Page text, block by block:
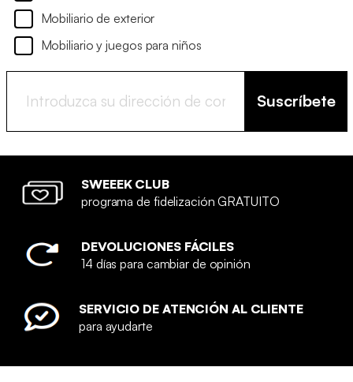
Mobiliario de exterior
Mobiliario y juegos para niños
Suscríbete
SWEEEK CLUB
programa de fidelización GRATUITO
DEVOLUCIONES FÁCILES
14 días para cambiar de opinión
SERVICIO DE ATENCIÓN AL CLIENTE
para ayudarte